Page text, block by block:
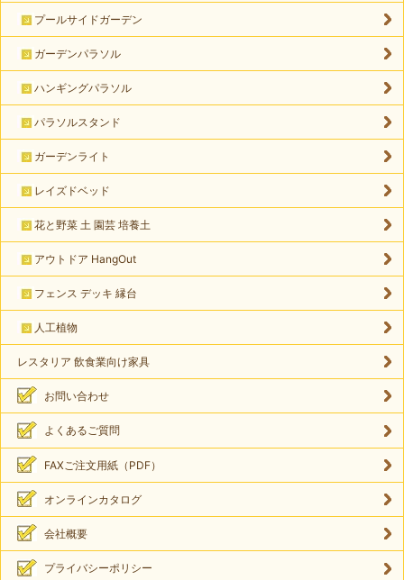
プールサイドガーデン
ガーデンパラソル
ハンギングパラソル
パラソルスタンド
ガーデンライト
レイズドベッド
花と野菜 土 園芸 培養土
アウトドア HangOut
フェンス デッキ 縁台
人工植物
レスタリア 飲食業向け家具
お問い合わせ
よくあるご質問
FAXご注文用紙（PDF）
オンラインカタログ
会社概要
プライバシーポリシー